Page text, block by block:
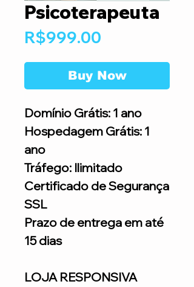
Psicoterapeuta
R$999.00
Buy Now
Domínio Grátis: 1 ano
Hospedagem Grátis: 1
ano
Tráfego: Ilimitado
Certificado de Segurança
SSL
Prazo de entrega em até
15 dias
LOJA RESPONSIVA